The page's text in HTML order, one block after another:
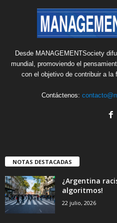
Desde MANAGEMENTSociety
mundial, promoviendo el
con el objetivo de contribuir a la
Contáctenos:
NOTAS DESTACADAS
¿Argentina
algoritmos!
22 julio, 2026